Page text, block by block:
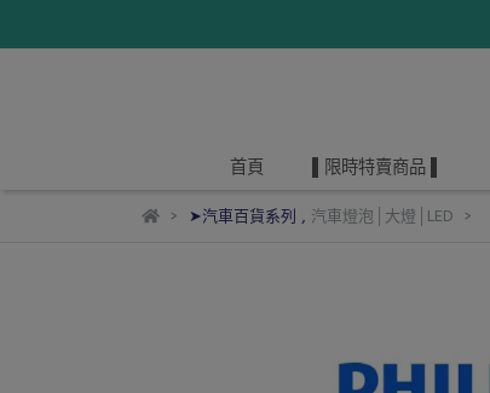
首頁 ▌限時特賣商品 ▌
➤汽車百貨系列 , 汽車燈泡│大燈│LED